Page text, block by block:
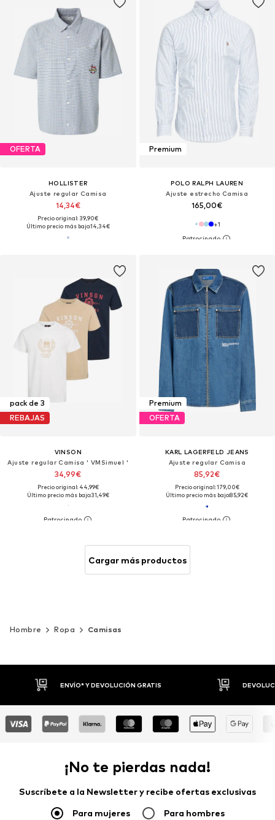
OFERTA
HOLLISTER
Ajuste regular Camisa
14,34€
Precio original: 39,90€
Último precio más bajo:14,34€
Premium
POLO RALPH LAUREN
Ajuste estrecho Camisa
165,00€
+1
pack de 3
REBAJAS
VINSON
Ajuste regular Camisa ' VMSimuel '
34,99€
Precio original: 44,99€
Último precio más bajo:31,49€
Premium
OFERTA
KARL LAGERFELD JEANS
Ajuste regular Camisa
85,92€
Precio original: 179,00€
Último precio más bajo:85,92€
Cargar más productos
Hombre Ropa Camisas
DEVOLUCIONES HASTA 30 DÍAS
¡No te pierdas nada!
Suscríbete a la Newsletter y recibe ofertas exclusivas
Para mujeres Para hombres